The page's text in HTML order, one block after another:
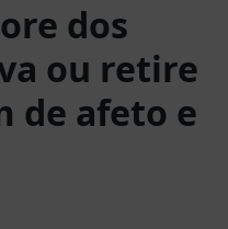
dos
ou retire
de afeto e